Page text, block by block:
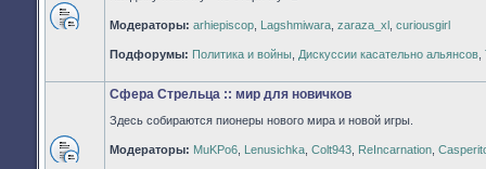
сообщений
Модераторы: arhiepiscop Lagshmiwara zaraza_xl curiousgirl
Подфорумы: Политика и войны Дискуссии касательно альянсов
Сфера Стрельца :: мир для новичков
Здесь собираются пионеры нового мира и новой игры.
Модераторы: MuKPo6 Lenusichka Colt943 ReIncarnation